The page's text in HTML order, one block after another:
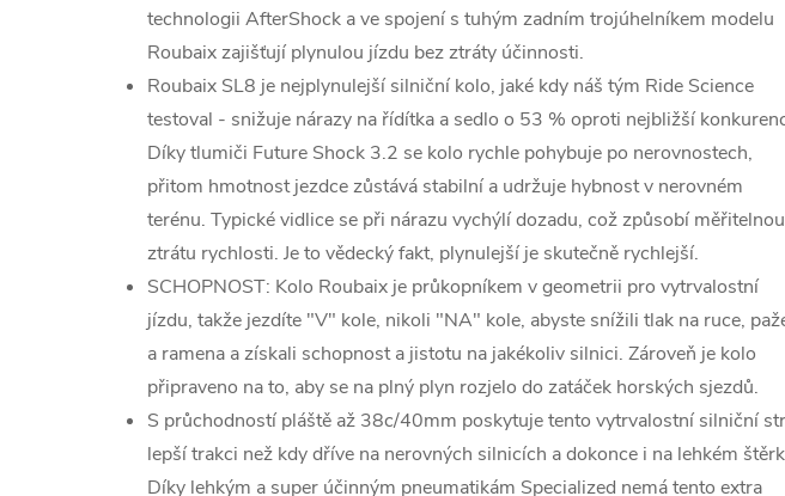
technologii AfterShock a ve spojení s tuhým zadním trojúhelníkem modelu
Roubaix zajišťují plynulou jízdu bez ztráty účinnosti.
Roubaix SL8 je nejplynulejší silniční kolo, jaké kdy náš tým Ride Science
testoval - snižuje nárazy na řídítka a sedlo o 53 % oproti nejbližší
Díky tlumiči Future Shock 3.2 se kolo rychle pohybuje po nerovnostech,
přitom hmotnost jezdce zůstává stabilní a udržuje hybnost v nerovném
terénu. Typické vidlice se při nárazu vychýlí dozadu, což způsobí měřitelnou
ztrátu rychlosti. Je to vědecký fakt, plynulejší je skutečně rychlejší.
SCHOPNOST: Kolo Roubaix je průkopníkem v geometrii pro vytrvalostní
jízdu, takže jezdíte "V" kole, nikoli "NA" kole, abyste snížili tlak na ruce,
a ramena a získali schopnost a jistotu na jakékoliv silnici. Zároveň je kolo
připraveno na to, aby se na plný plyn rozjelo do zatáček horských sjezdů.
S průchodností pláště až 38c/40mm poskytuje tento vytrvalostní silniční
lepší trakci než kdy dříve na nerovných silnicích a dokonce i na lehkém
Díky lehkým a super účinným pneumatikám Specialized nemá tento extra